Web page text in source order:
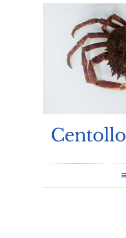
Centollo